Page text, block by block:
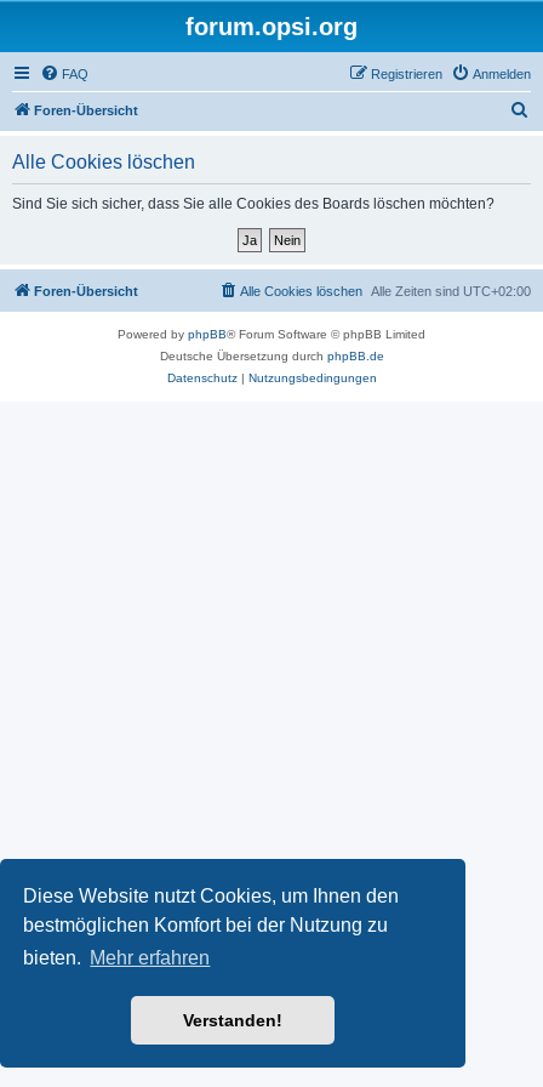
Diese Website nutzt Cookies, um Ihnen den
bestmöglichen Komfort bei der Nutzung zu
bieten. Mehr erfahren
Verstanden!
forum.opsi.org
FAQ Anmelden
Registrieren
Foren-Übersicht
Alle Cookies löschen
Sind Sie sich sicher, dass Sie alle Cookies des Boards löschen möchten?
Foren-Übersicht Alle Zeiten sind UTC+02:00
Alle Cookies löschen
Powered by phpBB® Forum Software © phpBB Limited
Deutsche Übersetzung durch phpBB.de
Datenschutz| Nutzungsbedingungen